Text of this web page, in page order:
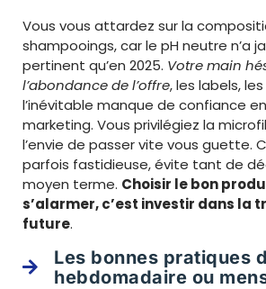
Vous vous attardez sur la
shampooings, car le pH neutre n’a
pertinent qu’en 2025. Votre main
l’abondance de l’offre, les labels,
l’inévitable manque de confiance
marketing. Vous privilégiez la
l’envie de passer vite vous guette.
parfois fastidieuse, évite tant de
moyen terme. Choisir le bon
s’alarmer, c’est investir dans la
future.
Les bonnes pratiques
hebdomadaire ou